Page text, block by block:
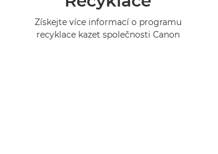
Získejte více informací o programu
recyklace kazet společnosti Canon